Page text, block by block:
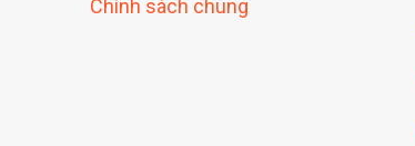
Chính sách chung